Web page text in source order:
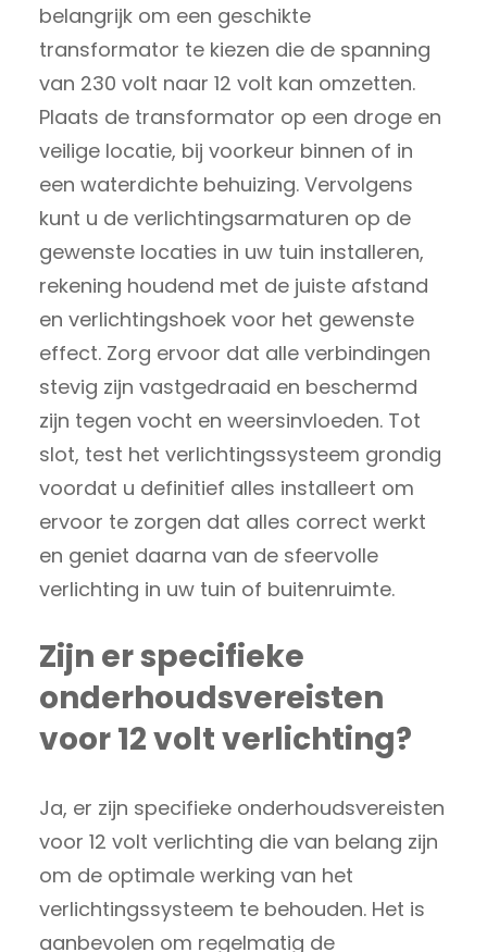
belangrijk om een geschikte
transformator te kiezen die de spanning
van 230 volt naar 12 volt kan omzetten.
Plaats de transformator op een droge en
veilige locatie, bij voorkeur binnen of in
een waterdichte behuizing. Vervolgens
kunt u de verlichtingsarmaturen op de
gewenste locaties in uw tuin installeren,
rekening houdend met de juiste afstand
en verlichtingshoek voor het gewenste
effect. Zorg ervoor dat alle verbindingen
stevig zijn vastgedraaid en beschermd
zijn tegen vocht en weersinvloeden. Tot
slot, test het verlichtingssysteem grondig
voordat u definitief alles installeert om
ervoor te zorgen dat alles correct werkt
en geniet daarna van de sfeervolle
verlichting in uw tuin of buitenruimte.
Zijn er specifieke
onderhoudsvereisten
voor 12 volt verlichting?
Ja, er zijn specifieke onderhoudsvereisten
voor 12 volt verlichting die van belang zijn
om de optimale werking van het
verlichtingssysteem te behouden. Het is
aanbevolen om regelmatig de